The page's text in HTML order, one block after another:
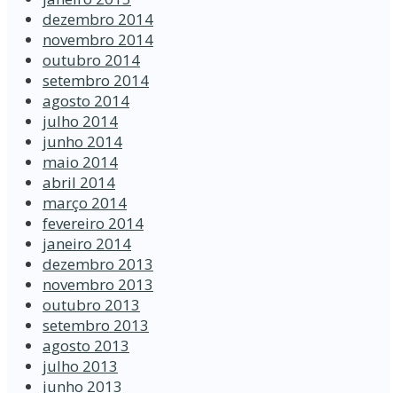
dezembro 2014
novembro 2014
outubro 2014
setembro 2014
agosto 2014
julho 2014
junho 2014
maio 2014
abril 2014
março 2014
fevereiro 2014
janeiro 2014
dezembro 2013
novembro 2013
outubro 2013
setembro 2013
agosto 2013
julho 2013
junho 2013